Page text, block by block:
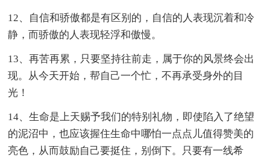
12、自信和骄傲都是有区别的，自信的人表现沉着和冷
静，而骄傲的人表现轻浮和傲慢。
13、再苦再累，只要坚持往前走，属于你的风景终会出
现。从今天开始，帮自己一个忙，不再承受身外的目
光！
14、生命是上天赐予我们的特别礼物，即使陷入了绝望
的泥沼中，也应该握住生命中哪怕一点点儿值得赞美的
亮色，从而鼓励自己要挺住，别倒下。只要有一线希